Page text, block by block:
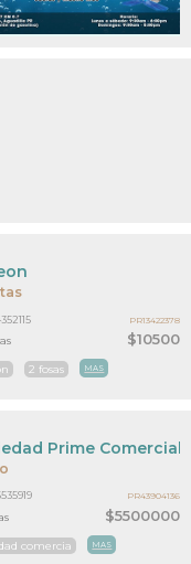
$10500
2 fosas MAS
PR13422378
$5500000
Prime Comercial
comercia MAS
PR43904136